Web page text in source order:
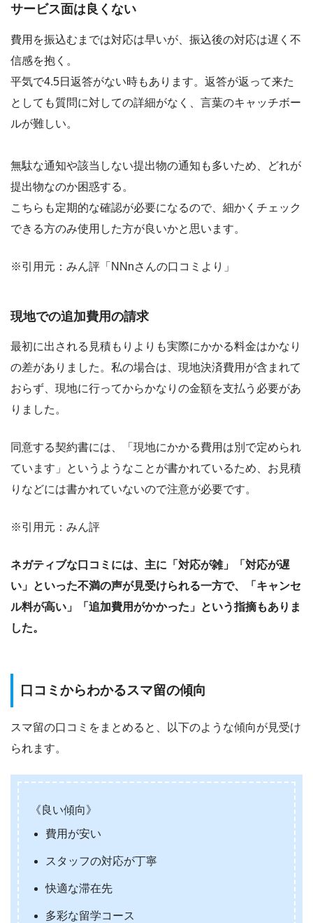
サービス面は良くない
費用を振込むまでは対応は早いが、振込後の対応は遅く不
信感を抱く。
平気で4.5日返答がない時もあります。返答が返って来た
としても質問に対しての詳細がなく、言葉のキャッチボー
ルが難しい。
無駄な通知や該当しない提出物の通知も多いため、どれが
提出物なのか困惑する。
こちらも定期的な確認が必要になるので、細かくチェック
できる方のみ使用した方が良いかと思います。
※引用元：みん評「NNnさんの口コミより」
現地での追加費用の請求
最初に出される見積もりよりも実際にかかる料金はかなり
の差がありました。私の場合は、現地決済費用が含まれて
おらず、現地に行ってからかなりの金額を支払う必要があ
りました。
同意する契約書には、「現地にかかる費用は別で定められ
ています」というようなことが書かれているため、お見積
りなどには書かれていないので注意が必要です。
※引用元：みん評
ネガティブな口コミには、主に「対応が雑」「対応が遅
い」といった不満の声が見受けられる一方で、「キャンセ
ル料が高い」「追加費用がかかった」という指摘もありま
した。
口コミからわかるスマ留の傾向
スマ留の口コミをまとめると、以下のような傾向が見受け
られます。
《良い傾向》
費用が安い
スタッフの対応が丁寧
快適な滞在先
多彩な留学コース